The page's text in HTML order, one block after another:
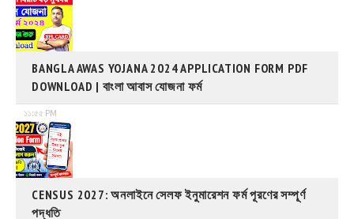
BANGLA AWAS YOJANA 2024 APPLICATION FORM PDF
DOWNLOAD | বাংলা আবাস যোজনা ফর্ম
১১:৫৫ PM
CENSUS 2027: অনলাইনে সেলফ ইনুমারেশন ফর্ম পূরণের সম্পূর্ণ
পদ্ধতি